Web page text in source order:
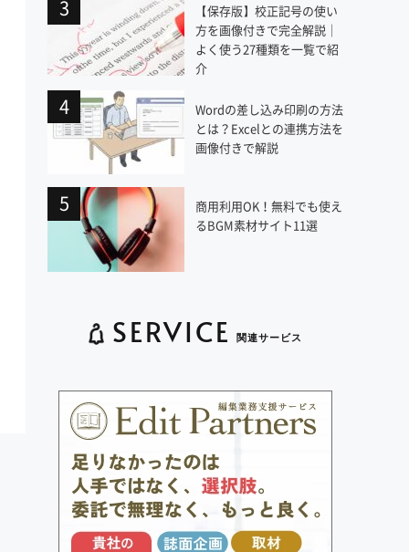
【保存版】校正記号の使い
方を画像付きで完全解説｜
よく使う27種類を一覧で紹
介
Wordの差し込み印刷の方法
とは？Excelとの連携方法を
画像付きで解説
商用利用OK！無料でも使え
るBGM素材サイト11選
SERVICE 関連サービス